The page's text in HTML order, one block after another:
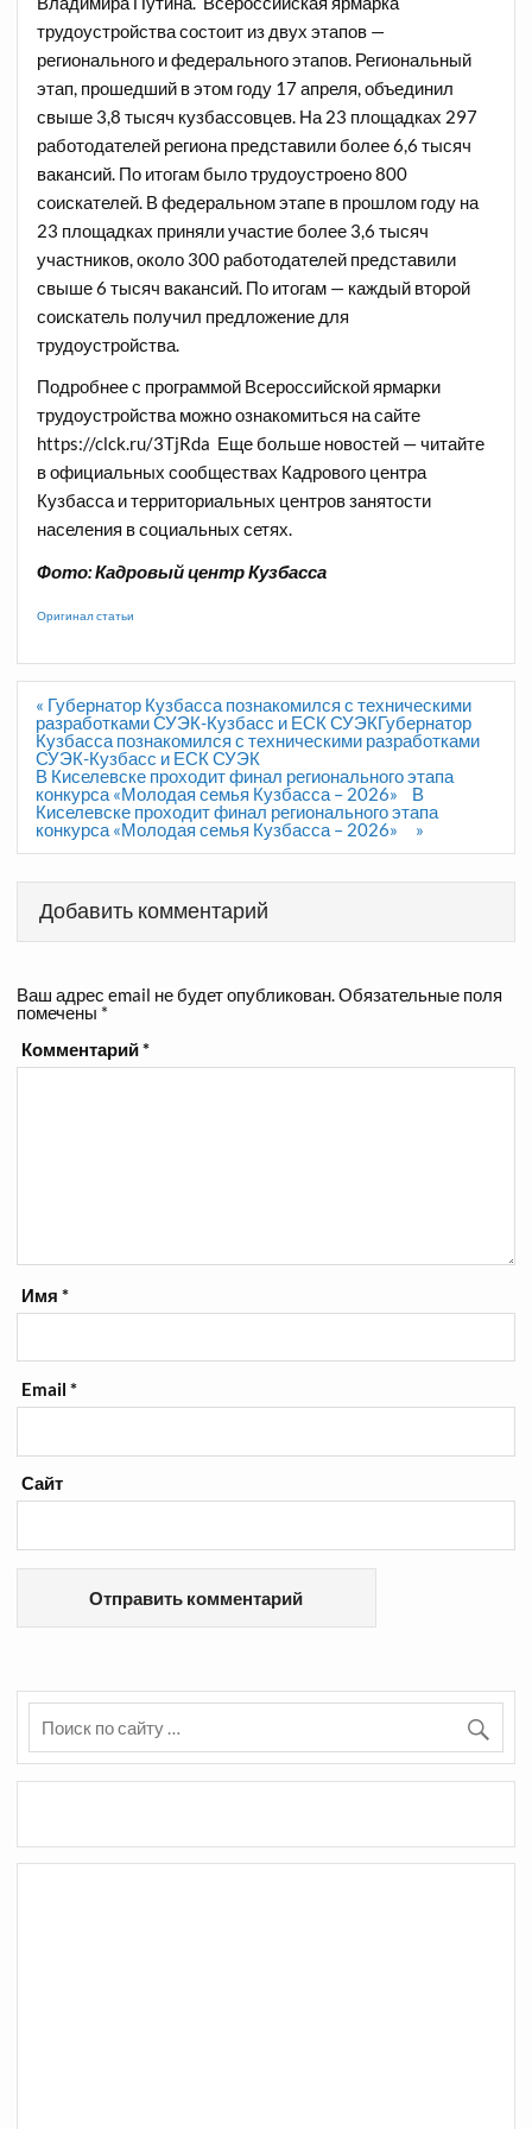
трудоустройства состоит из двух этапов —
регионального и федерального этапов. Региональный
этап, прошедший в этом году 17 апреля, объединил
свыше 3,8 тысяч кузбассовцев. На 23 площадках 297
работодателей региона представили более 6,6 тысяч
вакансий. По итогам было трудоустроено 800
соискателей. В федеральном этапе в прошлом году на
23 площадках приняли участие более 3,6 тысяч
участников, около 300 работодателей представили
свыше 6 тысяч вакансий. По итогам — каждый второй
соискатель получил предложение для
трудоустройства.
Подробнее с программой Всероссийской ярмарки
трудоустройства можно ознакомиться на сайте
https://clck.ru/3TjRda Еще больше новостей — читайте
в официальных сообществах Кадрового центра
Кузбасса и территориальных центров занятости
населения в социальных сетях.
Фото: Кадровый центр Кузбасса
Оригинал статьи
Навигация
по
записям
« Губернатор Кузбасса познакомился с техническими
разработками СУЭК-Кузбасс и ЕСК СУЭКГубернатор
Кузбасса познакомился с техническими разработками
СУЭК-Кузбасс и ЕСК СУЭК
В Киселевске проходит финал регионального этапа
конкурса «Молодая семья Кузбасса – 2026» В
Киселевске проходит финал регионального этапа
конкурса «Молодая семья Кузбасса – 2026» »
Добавить комментарий
Ваш адрес email не будет опубликован.Обязательные поля
помечены *
Комментарий*
Имя*
Email*
Сайт